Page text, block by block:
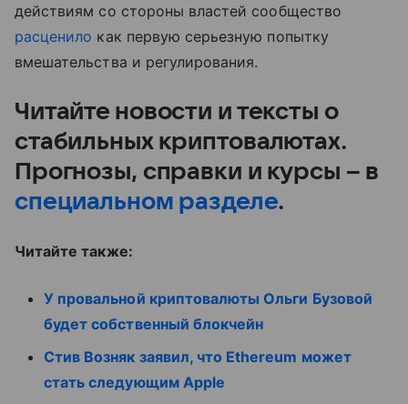
действиям со стороны властей сообщество
расценило как первую серьезную попытку
вмешательства и регулирования.
Читайте новости и тексты о
стабильных криптовалютах.
Прогнозы, справки и курсы – в
специальном разделе.
Читайте также:
У провальной криптовалюты Ольги Бузовой
будет собственный блокчейн
Стив Возняк заявил, что Ethereum может
стать следующим Apple